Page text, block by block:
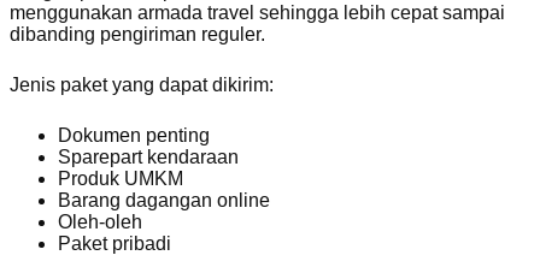
menggunakan armada travel sehingga lebih cepat sampai
dibanding pengiriman reguler.
Jenis paket yang dapat dikirim:
Dokumen penting
Sparepart kendaraan
Produk UMKM
Barang dagangan online
Oleh-oleh
Paket pribadi